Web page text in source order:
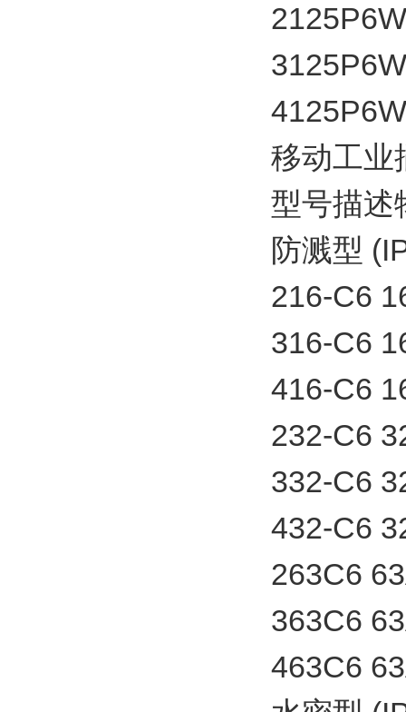
移动工
型号描述
防溅型
216-C6
316-C6
416-C6
232-C6
332-C6
432-C6
263C6
363C6
463C6